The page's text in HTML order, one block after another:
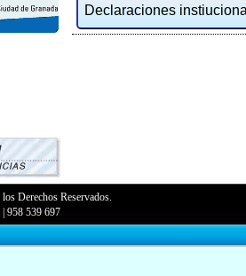
Declaraciones
Derechos Reservados.
|958 539 697